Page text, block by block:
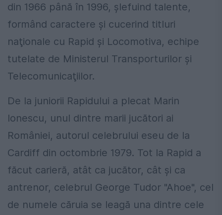
din 1966 până în 1996, şlefuind talente,
formând caractere şi cucerind titluri
naţionale cu Rapid şi Locomotiva, echipe
tutelate de Ministerul Transporturilor şi
Telecomunicaţiilor.
De la juniorii Rapidului a plecat Marin
Ionescu, unul dintre marii jucători ai
României, autorul celebrului eseu de la
Cardiff din octombrie 1979. Tot la Rapid a
făcut carieră, atât ca jucător, cât şi ca
antrenor, celebrul George Tudor "Ahoe", cel
de numele căruia se leagă una dintre cele